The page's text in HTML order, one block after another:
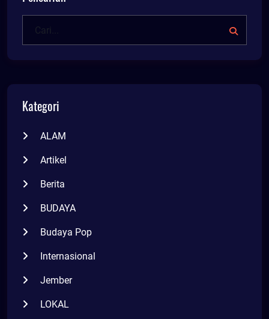
Kategori
ALAM
Artikel
Berita
BUDAYA
Budaya Pop
Internasional
Jember
LOKAL